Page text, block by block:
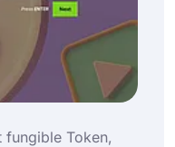
fungible Token,